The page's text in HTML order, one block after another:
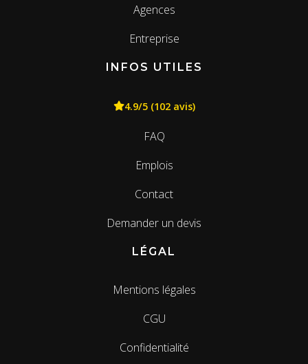
Agences
Entreprise
INFOS UTILES
4.9/5 (102 avis)
FAQ
Emplois
Contact
Demander un devis
LÉGAL
Mentions légales
CGU
Confidentialité